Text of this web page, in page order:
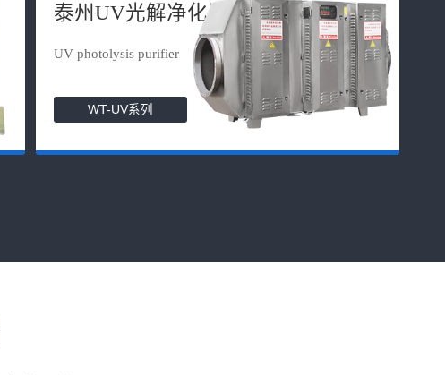
泰州UV光解净化器
UV photolysis purifier
WT-UV系列